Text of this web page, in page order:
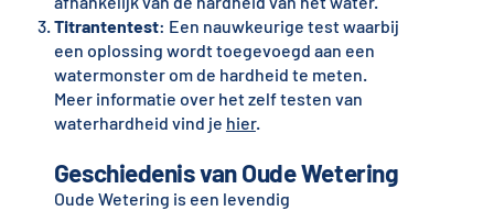
Titrantentest: Een nauwkeurige test waarbij
een oplossing wordt toegevoegd aan een
watermonster om de hardheid te meten.
Meer informatie over het zelf testen van
waterhardheid vind je hier.
Geschiedenis van Oude Wetering
Oude Wetering is een levendig